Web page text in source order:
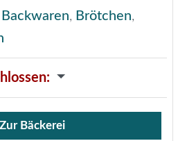
Backwaren, Brötchen,
:
Zur Bäckerei